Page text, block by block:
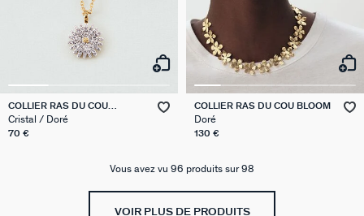
COLLIER RAS DU COU
BLOSSOM
Cristal / Doré
70 €
COLLIER RAS DU COU BLOOM
Doré
130 €
Vous avez vu 96 produits sur 98
VOIR PLUS DE PRODUITS